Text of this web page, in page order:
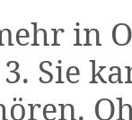
in
Sie